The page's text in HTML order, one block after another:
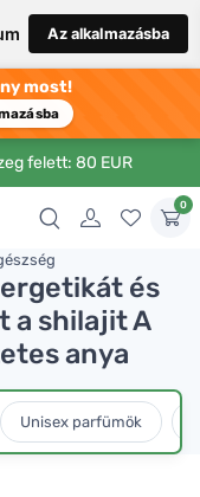
Az alkalmazásba
most!
felett: 80 EUR
0
és
a shilajit A
anya
Unisex parfümök